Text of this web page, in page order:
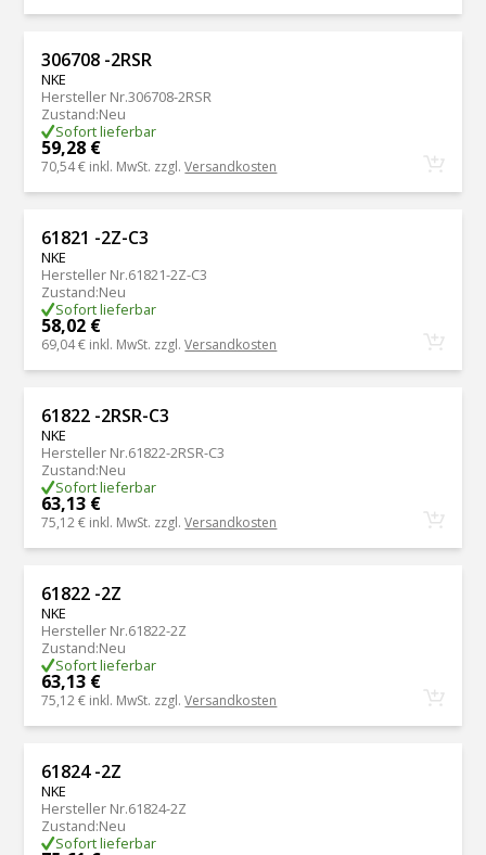
306708 -2RSR
NKE
Hersteller Nr.306708-2RSR
Zustand:Neu
Sofort lieferbar
59,28 €
70,54 € inkl. MwSt. zzgl.Versandkosten
61821 -2Z-C3
NKE
Hersteller Nr.61821-2Z-C3
Zustand:Neu
Sofort lieferbar
58,02 €
69,04 € inkl. MwSt. zzgl.Versandkosten
61822 -2RSR-C3
NKE
Hersteller Nr.61822-2RSR-C3
Zustand:Neu
Sofort lieferbar
63,13 €
75,12 € inkl. MwSt. zzgl.Versandkosten
61822 -2Z
NKE
Hersteller Nr.61822-2Z
Zustand:Neu
Sofort lieferbar
63,13 €
75,12 € inkl. MwSt. zzgl.Versandkosten
61824 -2Z
NKE
Hersteller Nr.61824-2Z
Zustand:Neu
Sofort lieferbar